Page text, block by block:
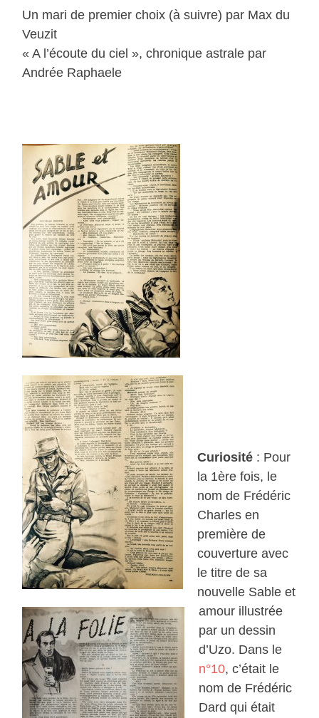
Un mari de premier choix (à suivre) par Max du
Veuzit
« A l’écoute du ciel », chronique astrale par
Andrée Raphaele
Curiosité : Pour
la 1ère fois, le
nom de Frédéric
Charles en
première de
couverture avec
le titre de sa
nouvelle Sable et
amour illustrée
par un dessin
d’Uzo. Dans le
n°10, c’était le
nom de Frédéric
Dard qui était